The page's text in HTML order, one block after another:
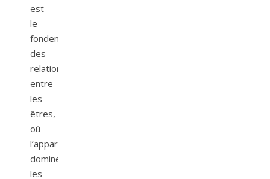
est
le
fondement
des
relations
entre
les
êtres,
où
l’apparence
domine
les